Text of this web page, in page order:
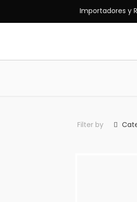
Importadores y
Filter by